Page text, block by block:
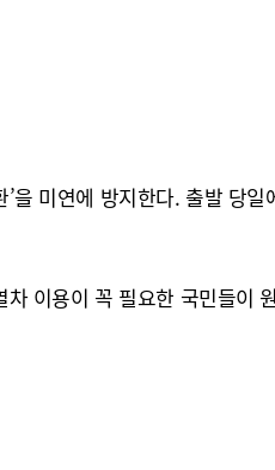
을 미연에 방지한다. 출발 당
이용이 꼭 필요한 국민들이